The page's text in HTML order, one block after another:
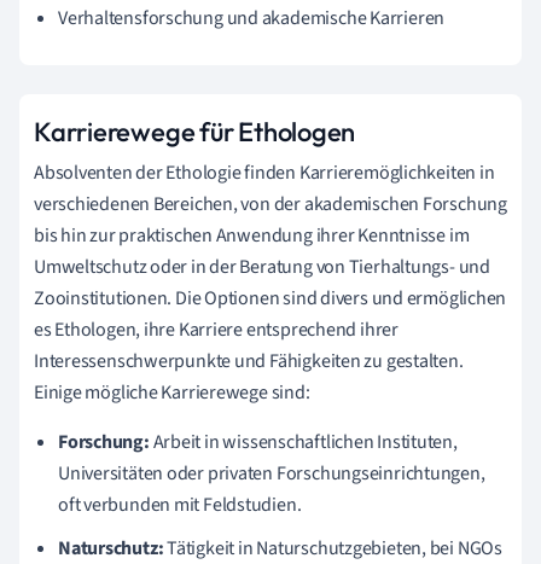
Verhaltensforschung und akademische Karrieren
Karrierewege für Ethologen
Absolventen der Ethologie finden Karrieremöglichkeiten in
verschiedenen Bereichen, von der akademischen Forschung
bis hin zur praktischen Anwendung ihrer Kenntnisse im
Umweltschutz oder in der Beratung von Tierhaltungs- und
Zooinstitutionen. Die Optionen sind divers und ermöglichen
es Ethologen, ihre Karriere entsprechend ihrer
Interessenschwerpunkte und Fähigkeiten zu gestalten.
Einige mögliche Karrierewege sind:
Forschung:Arbeit in wissenschaftlichen Instituten,
Universitäten oder privaten Forschungseinrichtungen,
oft verbunden mit Feldstudien.
Naturschutz:Tätigkeit in Naturschutzgebieten, bei NGOs